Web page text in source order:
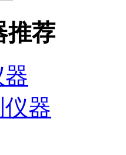
推荐
器